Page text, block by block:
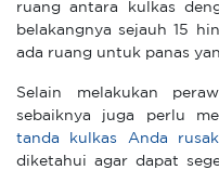
ruang antara kulkas
belakangnya sejauh 15
ada ruang untuk panas
Selain melakukan
sebaiknya juga perlu
tanda kulkas Anda
diketahui agar dapat